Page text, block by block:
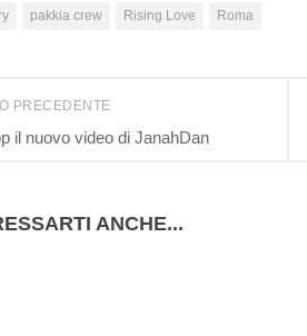
pakkia crew Rising Love Roma
PRECEDENTE
il nuovo video di JanahDan
ANCHE...